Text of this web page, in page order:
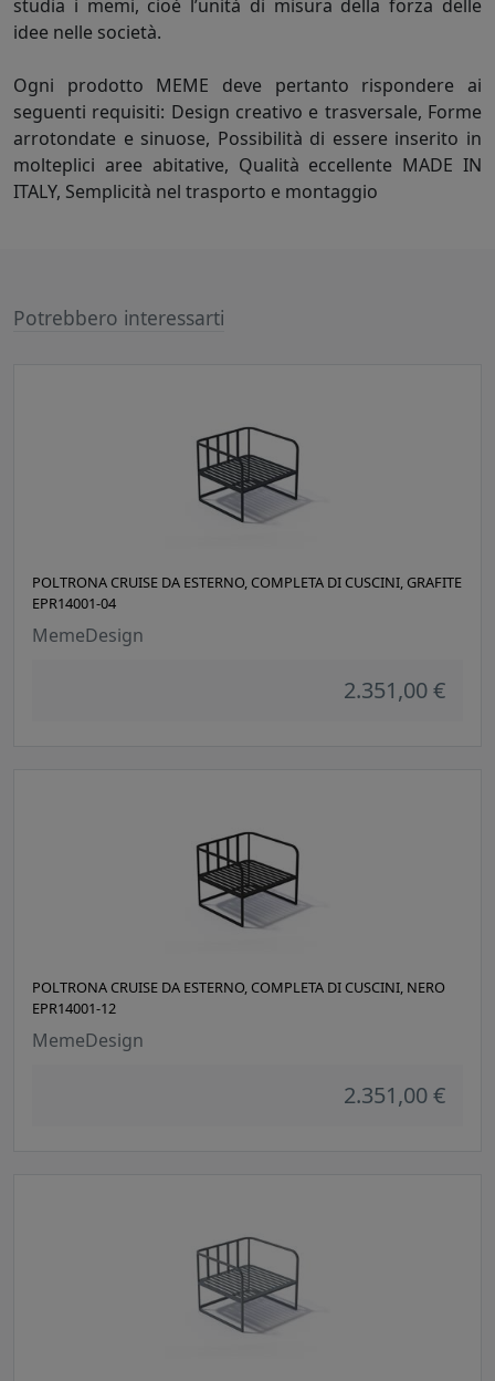
studia i memi, cioè l’unità di misura della forza delle
idee nelle società.
Ogni prodotto MEME deve pertanto rispondere ai
seguenti requisiti: Design creativo e trasversale, Forme
arrotondate e sinuose, Possibilità di essere inserito in
molteplici aree abitative, Qualità eccellente MADE IN
ITALY, Semplicità nel trasporto e montaggio
Potrebbero interessarti
POLTRONA CRUISE DA ESTERNO, COMPLETA DI CUSCINI, GRAFITE
EPR14001-04
MemeDesign
2.351,00 €
POLTRONA CRUISE DA ESTERNO, COMPLETA DI CUSCINI, NERO
EPR14001-12
MemeDesign
2.351,00 €